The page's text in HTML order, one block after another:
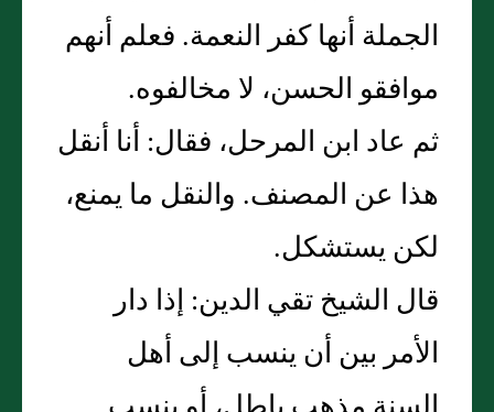
الجملة أنها كفر النعمة‏.‏ فعلم أنهم
موافقو الحسن، لا مخالفوه‏.‏
ثم عاد ابن المرحل، فقال‏:‏ أنا أنقل
هذا عن المصنف‏.‏ والنقل ما يمنع،
لكن يستشكل‏.‏
قال الشيخ تقي الدين‏:‏ إذا دار
الأمر بين أن ينسب إلى أهل